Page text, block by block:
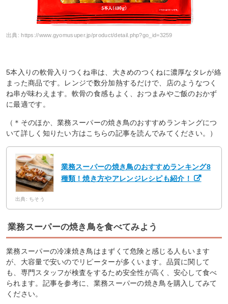
出典:https://www.gyomusuper.jp/product/detail.php?go_id=3259
5本入りの軟骨入りつくね串は、大きめのつくねに濃厚なタレが絡
まった商品です。レンジで数分加熱するだけで、店のようなつく
ね串が味わえます。軟骨の食感もよく、おつまみやご飯のおかず
に最適です。
（＊そのほか、業務スーパーの焼き鳥のおすすめランキングにつ
いて詳しく知りたい方はこちらの記事を読んでみてください。）
業務スーパーの焼き鳥のおすすめランキング8
種類！焼き方やアレンジレシピも紹介！
出典: ちそう
業務スーパーの焼き鳥を食べてみよう
業務スーパーの冷凍焼き鳥はまずくて危険と感じる人もいます
が、大容量で安いのでリピーターが多くいます。品質に関して
も、専門スタッフが検査をするため安全性が高く、安心して食べ
られます。記事を参考に、業務スーパーの焼き鳥を購入してみて
ください。